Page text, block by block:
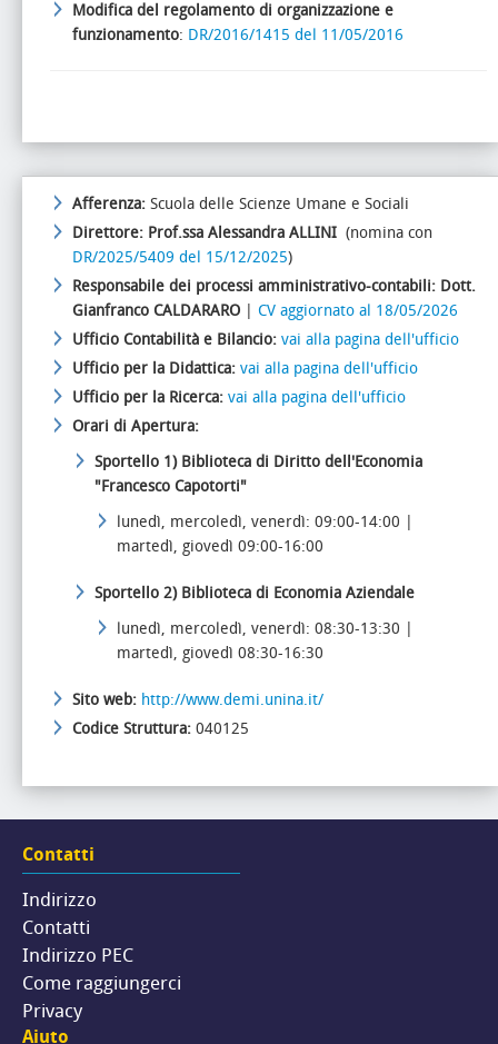
Modifica del regolamento di organizzazione e
funzionamento: DR/2016/1415 del 11/05/2016
Afferenza: Scuola delle Scienze Umane e Sociali
Direttore: Prof.ssa Alessandra ALLINI (nomina con
DR/2025/5409 del 15/12/2025)
Responsabile dei processi amministrativo-contabili: Dott.
Gianfranco CALDARARO
CV aggiornato al 18/05/2026
Ufficio Contabilità e Bilancio: vai alla pagina dell'ufficio
Ufficio per la Didattica: vai alla pagina dell'ufficio
Ufficio per la Ricerca: vai alla pagina dell'ufficio
Orari di Apertura:
Sportello 1) Biblioteca di Diritto dell'Economia
"Francesco Capotorti"
lunedì, mercoledì, venerdì: 09:00-14:00 |
martedì, giovedì 09:00-16:00
Sportello 2) Biblioteca di Economia Aziendale
lunedì, mercoledì, venerdì: 08:30-13:30 |
martedì, giovedì 08:30-16:30
Sito web: http://www.demi.unina.it/
Codice Struttura: 040125
Contatti
Indirizzo
Contatti
Indirizzo PEC
Come raggiungerci
Privacy
Aiuto